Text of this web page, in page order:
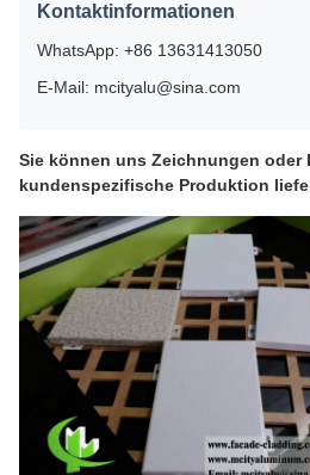
Kontaktinformationen
WhatsApp: +86 13631413050
E-Mail: mcityalu@sina.com
Sie können uns Zeichnungen oder
kundenspezifische Produktion